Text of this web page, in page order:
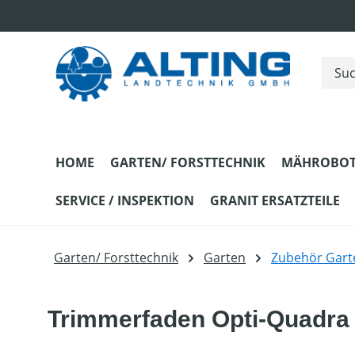
HOME GARTEN/ FORSTTECHNIK
SERVICE / INSPEKTION GRANIT ERSATZTEILE
Garten/ Forsttechnik Garten Zubehör
Trimmerfaden Opti-Quadra